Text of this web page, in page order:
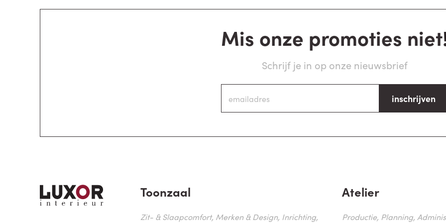
Mis onze promoties
Schrijf je in op onze nieuwsbrief
inschrijven
Toonzaal
Zit- & Slaapcomfort, Merken & Design, Inrichting,
Atelier
Productie, Planning,